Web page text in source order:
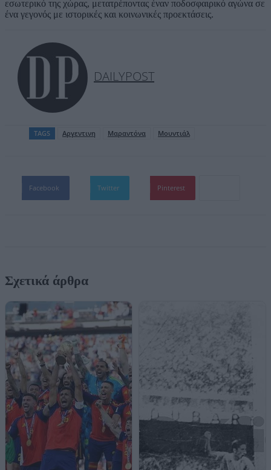
εσωτερικό της χώρας, μετατρέποντας έναν ποδοσφαιρικό αγώνα σε
ένα γεγονός με ιστορικές και κοινωνικές προεκτάσεις.
DAILYPOST
TAGS Αργεντινη Μαραντόνα Μουντιάλ
Facebook Twitter Pinterest
Σχετικά άρθρα